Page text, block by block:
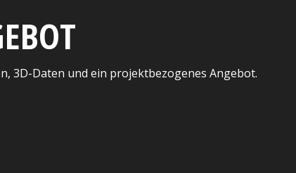
3D-Daten und ein projektbezogenes Angebot.